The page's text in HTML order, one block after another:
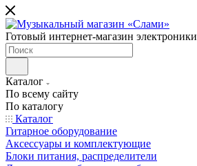
Готовый интернет-магазин электроники
Каталог
По всему сайту
По каталогу
Каталог
Гитарное оборудование
Аксессуары и комплектующие
Блоки питания, распределители